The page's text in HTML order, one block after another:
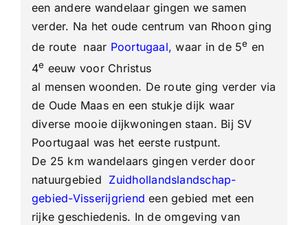
een andere wandelaar gingen we samen
verder. Na het oude centrum van Rhoon ging
de route naar Poortugaal, waar in de 5e en
4e eeuw voor Christus
al mensen woonden. De route ging verder via
de Oude Maas en een stukje dijk waar
diverse mooie dijkwoningen staan. Bij SV
Poortugaal was het eerste rustpunt.
De 25 km wandelaars gingen verder door
natuurgebied Zuidhollandslandschap-
gebied-Visserijgriend een gebied met een
rijke geschiedenis. In de omgeving van